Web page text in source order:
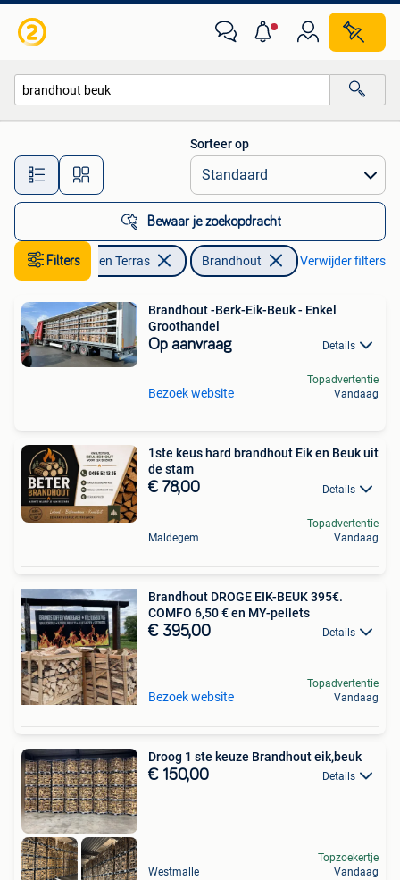
Alle afstanden…
Sorteer op
Bewaar je zoekopdracht
FiltersTuin en Terras Brandhout Verwijder filters
Brandhout -Berk-Eik-Beuk - Enkel
Groothandel
Op aanvraag Details
Bezoek website
Topadvertentie
Vandaag
1ste keus hard brandhout Eik en Beuk uit
de stam
€ 78,00 Details
Maldegem
Topadvertentie
Vandaag
Brandhout DROGE EIK-BEUK 395€.
COMFO 6,50 € en MY-pellets
€ 395,00 Details
Bezoek website
Topadvertentie
Vandaag
Droog 1 ste keuze Brandhout eik,beuk
€ 150,00 Details
Westmalle
Topzoekertje
Vandaag